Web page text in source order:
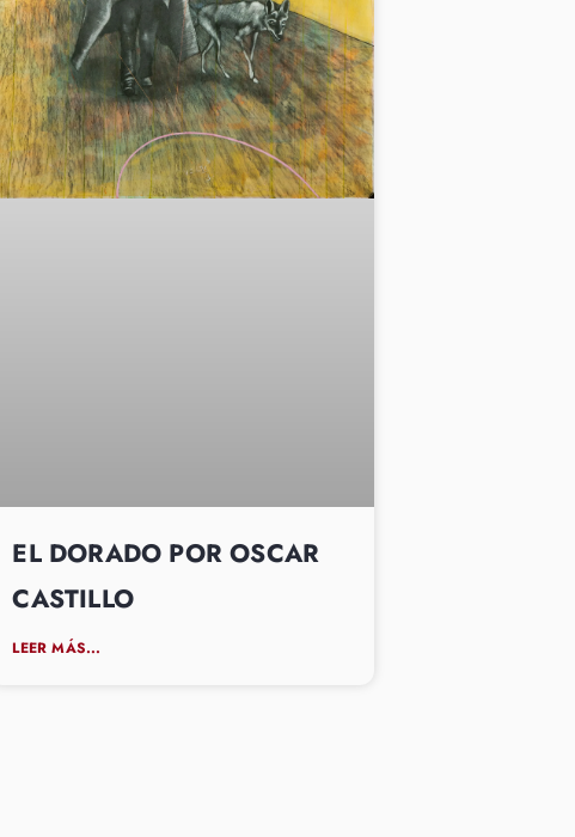
EL DORADO POR OSCAR
CASTILLO
LEER MÁS...